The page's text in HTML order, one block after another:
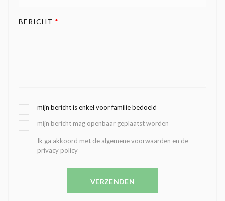
BERICHT *
G
K
O
Z
mijn bericht is enkel voor familie bedoeld
mijn bericht mag openbaar geplaatst worden
B
Ik ga akkoord met de algemene voorwaarden en de
privacy policy
VERZENDEN